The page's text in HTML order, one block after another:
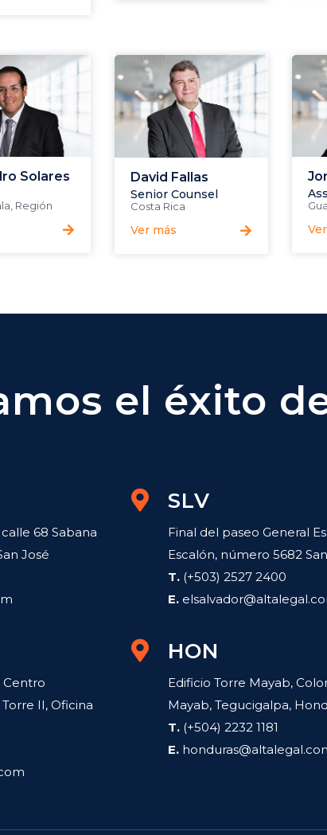
Solares
Región
David Fallas
Senior Counsel
Costa Rica
Ver más
el éxito
68 Sabana
José
Centro
II, Oficina
SLV
Final del paseo General
Escalón, número 5682
T.(+503) 2527 2400
E.
HON
Edificio Torre Mayab,
Mayab, Tegucigalpa,
T.(+504) 2232 1181
E.